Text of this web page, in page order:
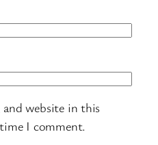
and website in this
I comment.